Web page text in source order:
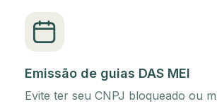
Emissão de guias DAS MEI
Evite ter seu CNPJ bloqueado ou